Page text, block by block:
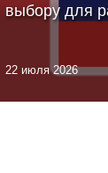
выбору для
22 июля 2026